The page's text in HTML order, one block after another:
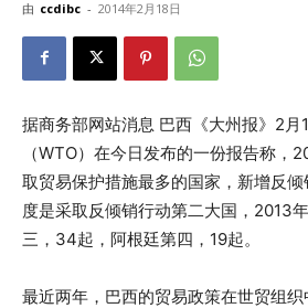
由 ccdibc - 2014年2月18日
据商务部网站消息 巴西《大州报》2月
（WTO）在今日发布的一份报告称，
取贸易保护措施最多的国家，新增反
度是采取反倾销行动第二大国，2013
三，34起，阿根廷第四，19起。
最近两年，巴西的贸易政策在世贸组